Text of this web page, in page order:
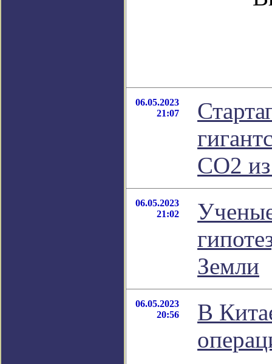
06.05.2023
21:07
СО2 из
06.05.2023
21:02
Земли
06.05.2023
20:56
В